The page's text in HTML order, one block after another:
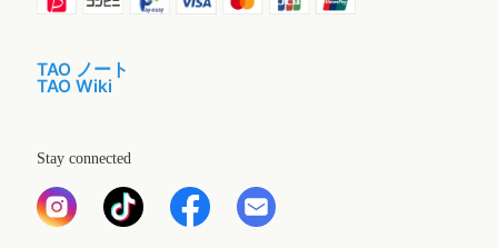
TAO ノート
TAO Wiki
Stay connected